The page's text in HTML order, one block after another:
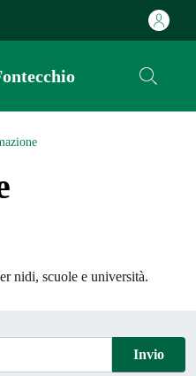
nidi, scuole e università.
Invio